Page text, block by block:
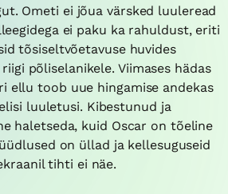
Ometi ei jõua värsked luuleread
ei paku ka rahuldust, eriti
tõsiseltvõetavuse huvides
põliselanikele. Viimases hädas
ellu toob uue hingamise andekas
luuletusi. Kibestunud ja
haletseda, kuid Oscar on tõeline
on üllad ja kellesuguseid
tihti ei näe.